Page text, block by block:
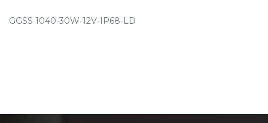
GGSS 1040-30W-12V-IP68-LD